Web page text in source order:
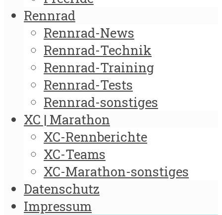
Rennrad
Rennrad-News
Rennrad-Technik
Rennrad-Training
Rennrad-Tests
Rennrad-sonstiges
XC | Marathon
XC-Rennberichte
XC-Teams
XC-Marathon-sonstiges
Datenschutz
Impressum